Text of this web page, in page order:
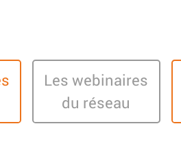
Les webinaires
du réseau